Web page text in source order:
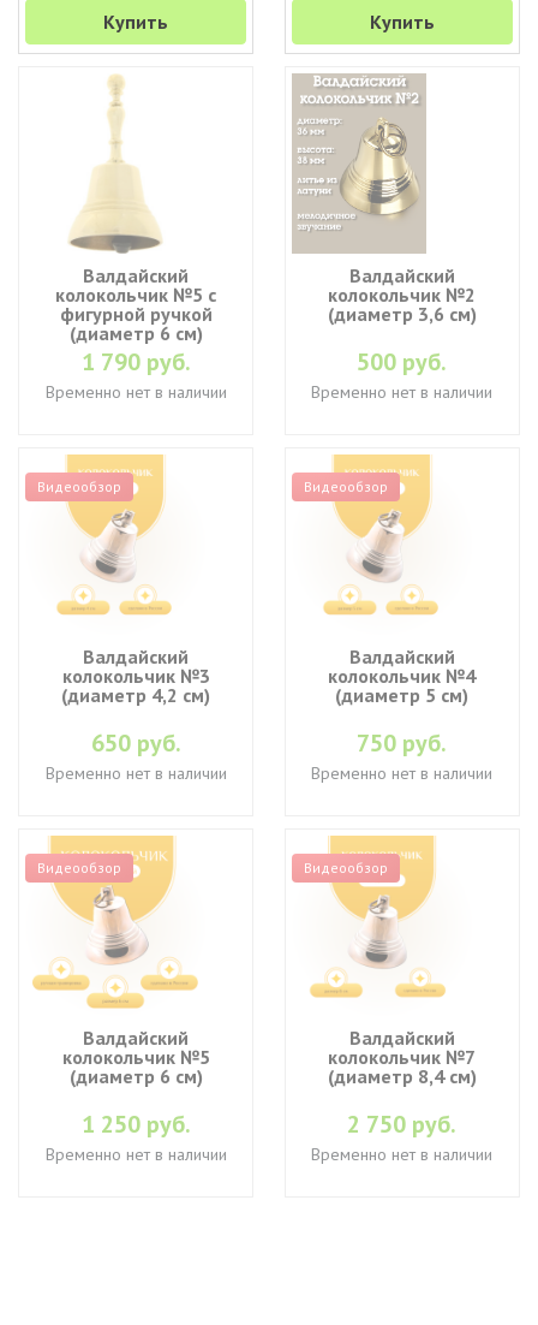
Купить Купить
Валдайский
колокольчик №5 с
фигурной ручкой
(диаметр 6 см)
1 790 руб.
Временно нет в наличии
Валдайский
колокольчик №2
(диаметр 3,6 см)
500 руб.
Временно нет в наличии
Видеообзор
Валдайский
колокольчик №3
(диаметр 4,2 см)
650 руб.
Временно нет в наличии
Видеообзор
Валдайский
колокольчик №4
(диаметр 5 см)
750 руб.
Временно нет в наличии
Видеообзор
Валдайский
колокольчик №5
(диаметр 6 см)
1 250 руб.
Временно нет в наличии
Видеообзор
Валдайский
колокольчик №7
(диаметр 8,4 см)
2 750 руб.
Временно нет в наличии